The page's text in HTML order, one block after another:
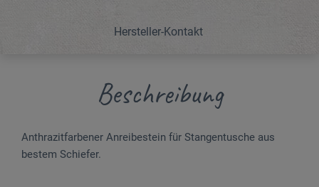
Hersteller-Kontakt
Beschreibung
Anthrazitfarbener Anreibestein für Stangentusche aus
bestem Schiefer.